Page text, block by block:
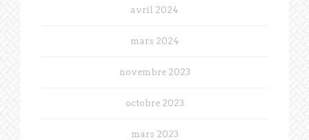
avril 2024
mars 2024
novembre 2023
octobre 2023
mars 2023